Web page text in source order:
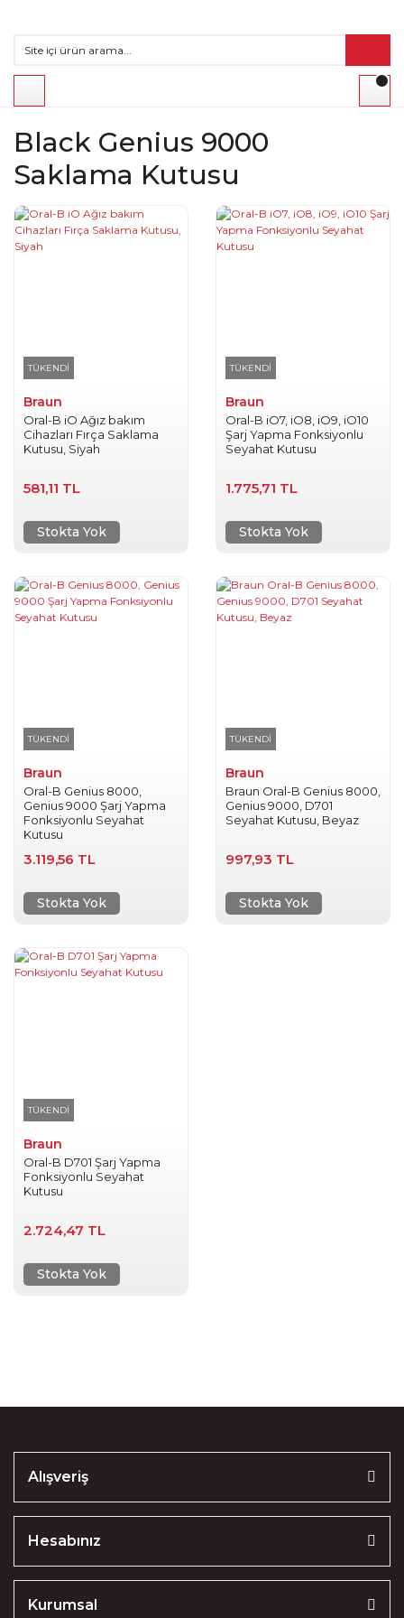
Black Genius 9000
Saklama Kutusu
TÜKENDİ
Braun
Oral-B iO Ağız bakım
Cihazları Fırça Saklama
Kutusu, Siyah
581,11 TL
Stokta Yok
TÜKENDİ
Braun
Oral-B iO7, iO8, iO9, iO10
Şarj Yapma Fonksiyonlu
Seyahat Kutusu
1.775,71 TL
Stokta Yok
TÜKENDİ
Braun
Oral-B Genius 8000,
Genius 9000 Şarj Yapma
Fonksiyonlu Seyahat
Kutusu
3.119,56 TL
Stokta Yok
TÜKENDİ
Braun
Braun Oral-B Genius 8000,
Genius 9000, D701
Seyahat Kutusu, Beyaz
997,93 TL
Stokta Yok
TÜKENDİ
Braun
Oral-B D701 Şarj Yapma
Fonksiyonlu Seyahat
Kutusu
2.724,47 TL
Stokta Yok
Alışveriş
Hesabınız
Kurumsal